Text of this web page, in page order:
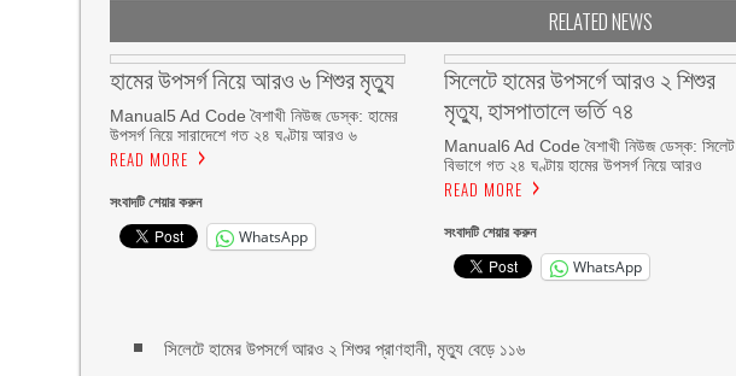
RELATED NEWS
হামের উপসর্গ নিয়ে আরও ৬ শিশুর মৃত্যু
Manual5 Ad Code বৈশাখী নিউজ ডেস্ক: হামের
উপসর্গ নিয়ে সারাদেশে গত ২৪ ঘণ্টায় আরও ৬
READ MORE
সংবাদটি শেয়ার করুন
WhatsApp
সিলেটে হামের উপসর্গে আরও ২ শিশুর
মৃত্যু, হাসপাতালে ভর্তি ৭৪
Manual6 Ad Code বৈশাখী নিউজ ডেস্ক: সিলেট
বিভাগে গত ২৪ ঘণ্টায় হামের উপসর্গ নিয়ে আরও
READ MORE
সংবাদটি শেয়ার করুন
WhatsApp
সিলেটে হামের উপসর্গে আরও ২ শিশুর প্রাণহানী, মৃত্যু বেড়ে ১১৬